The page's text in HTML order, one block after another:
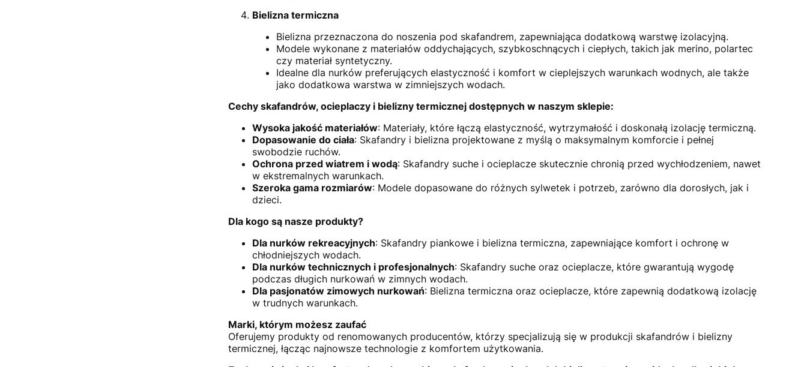
Bielizna termiczna
Bielizna przeznaczona do noszenia pod skafandrem, zapewniająca dodatkową warstwę izolacyjną.
Modele wykonane z materiałów oddychających, szybkoschnących i ciepłych, takich jak merino, polartec
czy materiał syntetyczny.
Idealne dla nurków preferujących elastyczność i komfort w cieplejszych warunkach wodnych, ale także
jako dodatkowa warstwa w zimniejszych wodach.
Cechy skafandrów, ocieplaczy i bielizny termicznej dostępnych w naszym sklepie:
Wysoka jakość materiałów: Materiały, które łączą elastyczność, wytrzymałość i doskonałą izolację termiczną.
Dopasowanie do ciała: Skafandry i bielizna projektowane z myślą o maksymalnym komforcie i pełnej
swobodzie ruchów.
Ochrona przed wiatrem i wodą: Skafandry suche i ocieplacze skutecznie chronią przed wychłodzeniem, nawet
w ekstremalnych warunkach.
Szeroka gama rozmiarów: Modele dopasowane do różnych sylwetek i potrzeb, zarówno dla dorosłych, jak i
dzieci.
Dla kogo są nasze produkty?
Dla nurków rekreacyjnych: Skafandry piankowe i bielizna termiczna, zapewniające komfort i ochronę w
chłodniejszych wodach.
Dla nurków technicznych i profesjonalnych: Skafandry suche oraz ocieplacze, które gwarantują wygodę
podczas długich nurkowań w zimnych wodach.
Dla pasjonatów zimowych nurkowań: Bielizna termiczna oraz ocieplacze, które zapewnią dodatkową izolację
w trudnych warunkach.
Marki, którym możesz zaufać
Oferujemy produkty od renomowanych producentów, którzy specjalizują się w produkcji skafandrów i bielizny
termicznej, łącząc najnowsze technologie z komfortem użytkowania.